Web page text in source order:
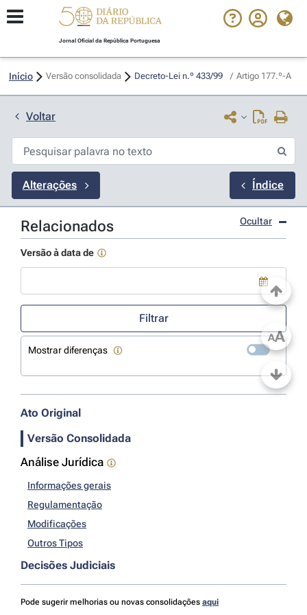
Jornal Oficial da República Portuguesa
Início Versão consolidada Decreto-Lei n.º 433/99 / Artigo 177.º-A
Voltar
Alterações Índice
Relacionados Ocultar
Versão à data de
Use a tecla de seta para baixo para abrir o calendário; Use as
Filtrar
Mostrar diferenças
Ato Original
Versão Consolidada
Análise Jurídica
Informações gerais
Regulamentação
Modificações
Outros Tipos
Decisões Judiciais
Pode sugerir melhorias ou novas consolidações aqui
AA